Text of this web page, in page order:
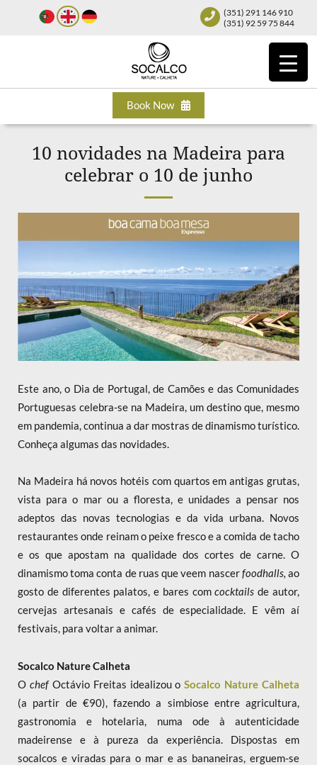
(351) 291 146 910
(351) 92 59 75 844
Book Now
10 novidades na Madeira para
celebrar o 10 de junho
Este ano, o Dia de Portugal, de Camões e das Comunidades
Portuguesas celebra-se na Madeira, um destino que, mesmo
em pandemia, continua a dar mostras de dinamismo turístico.
Conheça algumas das novidades.
Na Madeira há novos hotéis com quartos em antigas grutas,
vista para o mar ou a floresta, e unidades a pensar nos
adeptos das novas tecnologias e da vida urbana. Novos
restaurantes onde reinam o peixe fresco e a comida de tacho
e os que apostam na qualidade dos cortes de carne. O
dinamismo toma conta de ruas que veem nascerfoodhalls,ao
gosto de diferentes palatos, e bares comcocktails de autor,
cervejas artesanais e cafés de especialidade. E vêm aí
festivais, para voltar a animar.
Socalco Nature Calheta
O chefOctávio Freitas idealizou oSocalco Nature Calheta
(a partir de €90), fazendo a simbiose entre agricultura,
gastronomia e hotelaria, numa ode à autenticidade
madeirense e à pureza da experiência. Dispostas em
socalcos e viradas para o mar e as bananeiras, erguem-se